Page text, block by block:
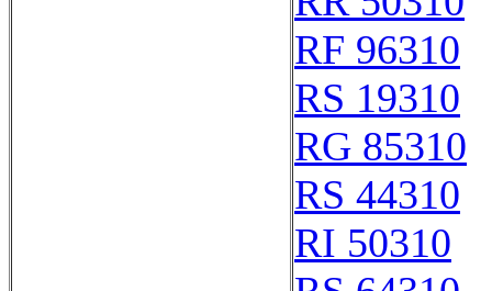
RF 96310
RS 19310
RG 85310
RS 44310
RI 50310